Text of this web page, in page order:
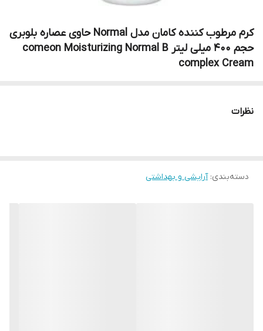
کرم مرطوب کننده کامان مدل Normal حاوی عصاره بلوبری
حجم 400 میلی لیتر comeon Moisturizing Normal B
complex Cream
نظرات
دسته‌بندی:آرایشی و بهداشتی